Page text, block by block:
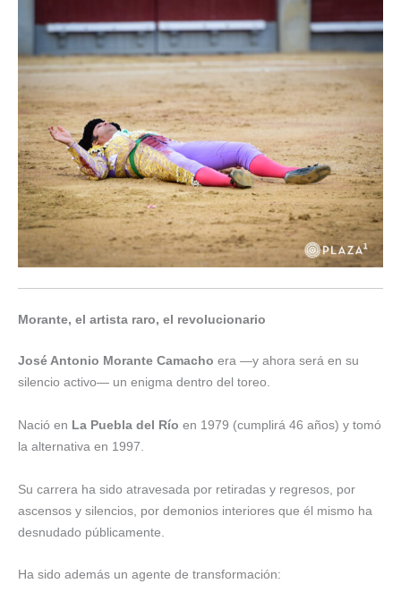
Morante, el artista raro, el revolucionario
José Antonio Morante Camacho era —y ahora será en su
silencio activo— un enigma dentro del toreo.
Nació en La Puebla del Río en 1979 (cumplirá 46 años) y tomó
la alternativa en 1997.
Su carrera ha sido atravesada por retiradas y regresos, por
ascensos y silencios, por demonios interiores que él mismo ha
desnudado públicamente.
Ha sido además un agente de transformación: